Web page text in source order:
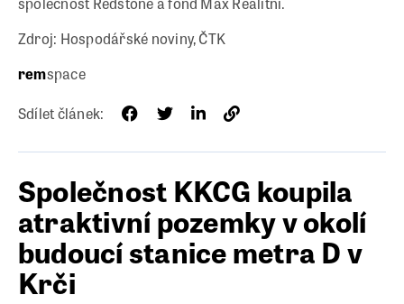
Zdroj: Hospodářské noviny, ČTK
remspace
Sdílet článek:
Společnost KKCG koupila
atraktivní pozemky v okolí
budoucí stanice metra D v
Krči